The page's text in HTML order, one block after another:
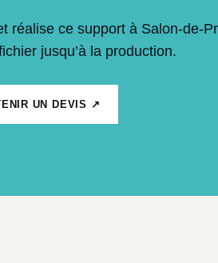
réalise ce support à Salon-de-
jusqu’à la production.
UN DEVIS ↗